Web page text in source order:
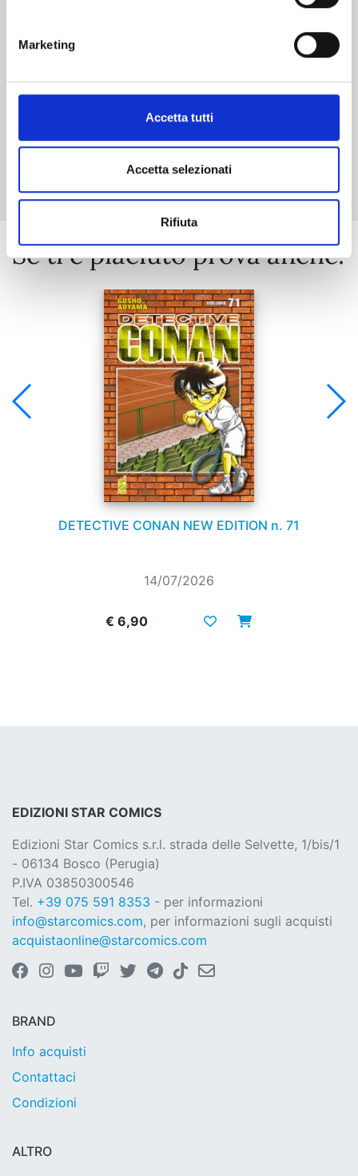
Marketing
Accetta tutti
Accetta selezionati
Rifiuta
Se ti è piaciuto prova anche:
DETECTIVE CONAN NEW EDITION n. 71
14/07/2026
€ 6,90
EDIZIONI STAR COMICS
Edizioni Star Comics s.r.l. strada delle Selvette, 1/bis/1
- 06134 Bosco (Perugia)
P.IVA 03850300546
Tel. +39 075 591 8353 - per informazioni
info@starcomics.com, per informazioni sugli acquisti
acquistaonline@starcomics.com
BRAND
Info acquisti
Contattaci
Condizioni
ALTRO